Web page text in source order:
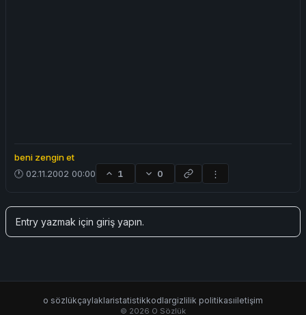
beni zengin et
🕐 02.11.2002 00:00
1 0 ⋮
Entry yazmak için giriş yapın.
o sözlükçaylaklaristatistikkodlargizlilik politikasıiletişim
© 2026 O Sözlük